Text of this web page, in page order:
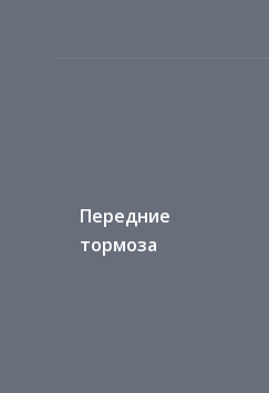
Передние
тормоза